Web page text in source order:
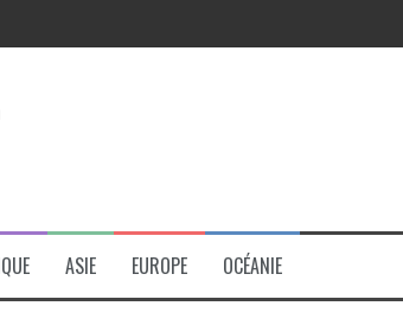
ASIE EUROPE OCÉANIE